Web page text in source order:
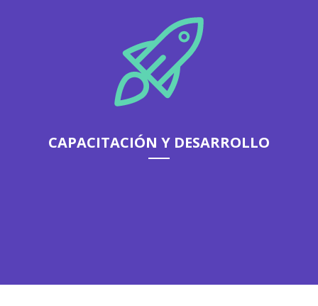
DESCUBRÍ MÁS
CAPACITACIÓN Y DESARROLLO